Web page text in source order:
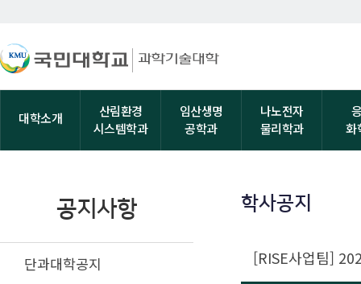
대학소개
산림환경
시스템학과
임산생명
공학과
나노전자
물리학과
화
공지사항
단과대학공지
학사공지
[RISE사업팀]